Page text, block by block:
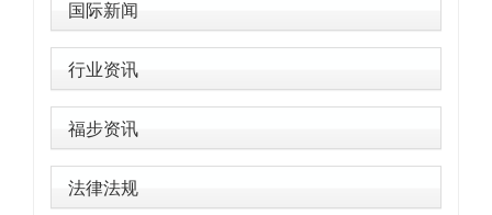
国际新闻
行业资讯
福步资讯
法律法规